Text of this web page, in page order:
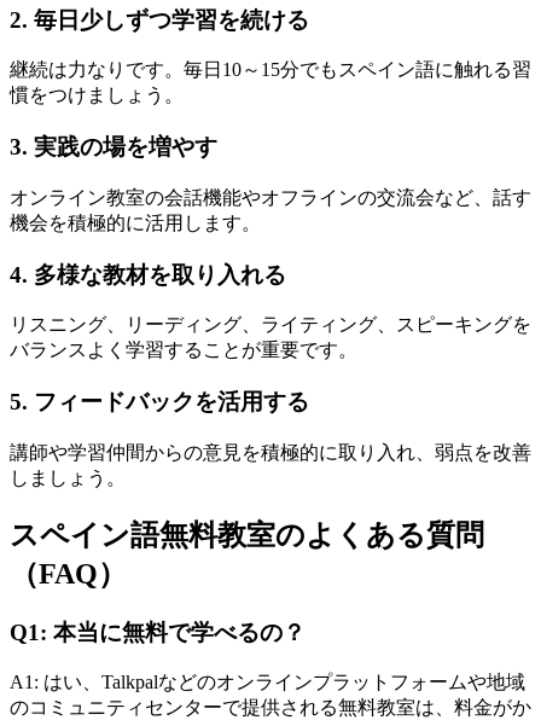
2. 毎日少しずつ学習を続ける
継続は力なりです。毎日10～15分でもスペイン語に触れる習
慣をつけましょう。
3. 実践の場を増やす
オンライン教室の会話機能やオフラインの交流会など、話す
機会を積極的に活用します。
4. 多様な教材を取り入れる
リスニング、リーディング、ライティング、スピーキングを
バランスよく学習することが重要です。
5. フィードバックを活用する
講師や学習仲間からの意見を積極的に取り入れ、弱点を改善
しましょう。
スペイン語無料教室のよくある質問
（FAQ）
Q1: 本当に無料で学べるの？
A1: はい、Talkpalなどのオンラインプラットフォームや地域
のコミュニティセンターで提供される無料教室は、料金がか